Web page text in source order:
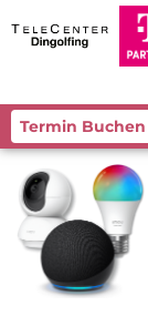
Termin Buchen